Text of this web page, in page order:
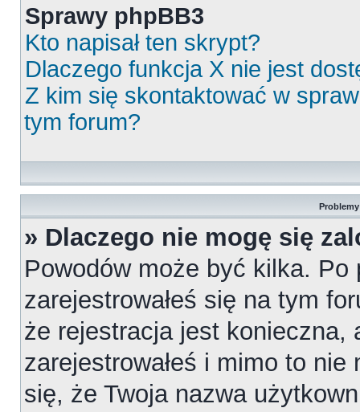
Sprawy phpBB3
Kto napisał ten skrypt?
Dlaczego funkcja X nie jest
Z kim się skontaktować w
tym forum?
» Dlaczego nie mogę się
Powodów może być kilka.
zarejestrowałeś się na tym
że rejestracja jest konieczna,
zarejestrowałeś i mimo to
się, że Twoja nazwa